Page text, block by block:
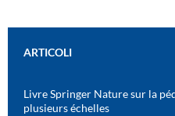
ARTICOLI
Livre Springer Nature sur la
plusieurs échelles